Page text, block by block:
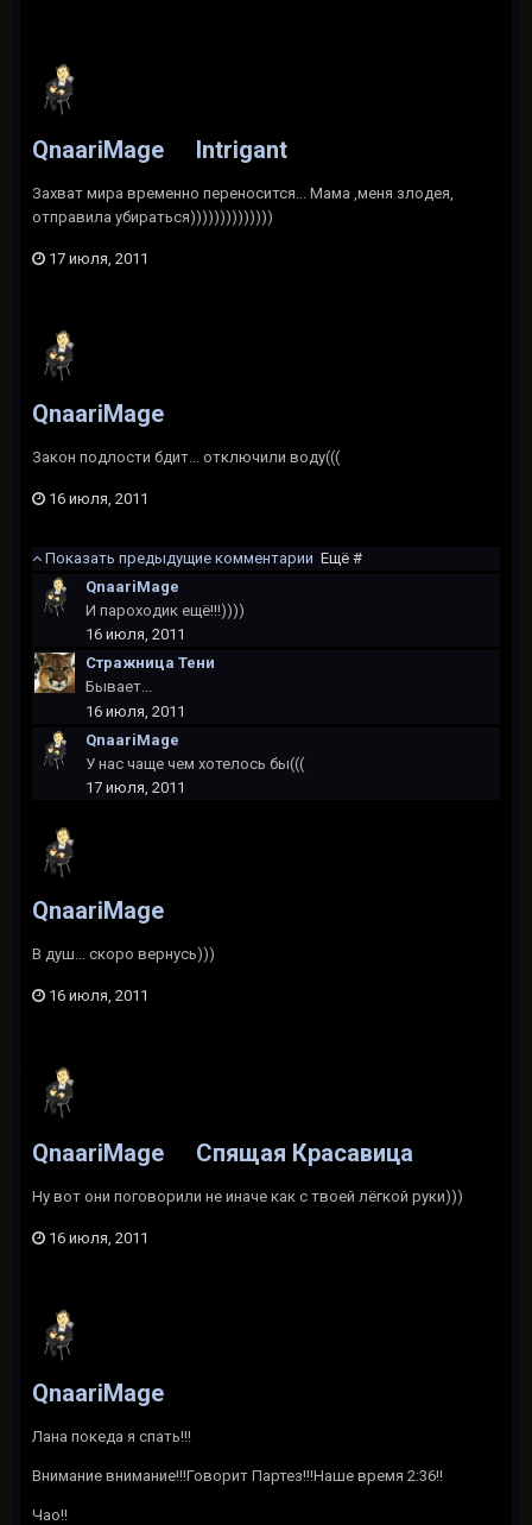
QnaariMage Intrigant
Захват мира временно переносится... Мама ,меня злодея,
отправила убираться))))))))))))))
17 июля, 2011
QnaariMage
Закон подлости бдит... отключили воду(((
16 июля, 2011
Показать предыдущие комментарии Ещё #
QnaariMage
И пароходик ещё!!!))))
16 июля, 2011
Стражница Тени
Бывает...
16 июля, 2011
QnaariMage
У нас чаще чем хотелось бы(((
17 июля, 2011
QnaariMage
В душ... скоро вернусь)))
16 июля, 2011
QnaariMage Спящая Красавица
Ну вот они поговорили не иначе как с твоей лёгкой руки)))
16 июля, 2011
QnaariMage
Лана покеда я спать!!!
Внимание внимание!!!Говорит Партез!!!Наше время 2:36!!
Чао!!